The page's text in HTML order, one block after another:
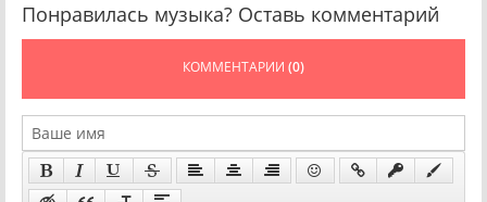
Понравилась музыка? Оставь комментарий
КОММЕНТАРИИ (0)